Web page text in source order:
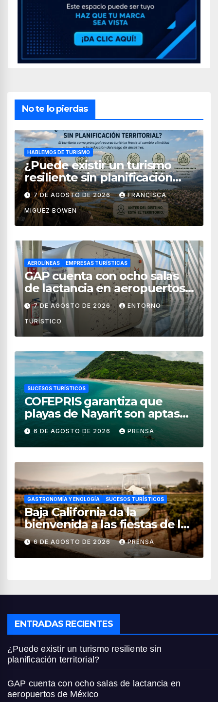
No te lo pierdas
HABLEMOS DE TURISMO
¿Puede existir un turismo
resiliente sin planificación
territorial?
7 DE AGOSTO DE 2026 FRANCISCA
MIGUEZ BOWEN
AEROLÍNEAS EMPRESAS TURÍSTICAS
GAP cuenta con ocho salas
de lactancia en aeropuertos
de México
7 DE AGOSTO DE 2026 ENTORNO
TURÍSTICO
SUCESOS TURÍSTICOS
COFEPRIS garantiza que
playas de Nayarit son aptas
para uso recreativo
6 DE AGOSTO DE 2026 PRENSA
GASTRONOMÍA Y ENOLOGÍA SUCESOS TURÍSTICOS
Baja California da la
bienvenida a las fiestas de la
vendimia 2026
6 DE AGOSTO DE 2026 PRENSA
ENTRADAS RECIENTES
¿Puede existir un turismo resiliente sin
planificación territorial?
GAP cuenta con ocho salas de lactancia en
aeropuertos de México